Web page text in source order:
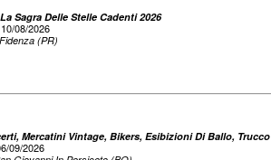
Sagra Delle Stelle Cadenti 2026
10/08/2026
Fidenza (PR)
Mercatini Vintage, Bikers, Esibizioni Di Ballo, Trucco
09/2026